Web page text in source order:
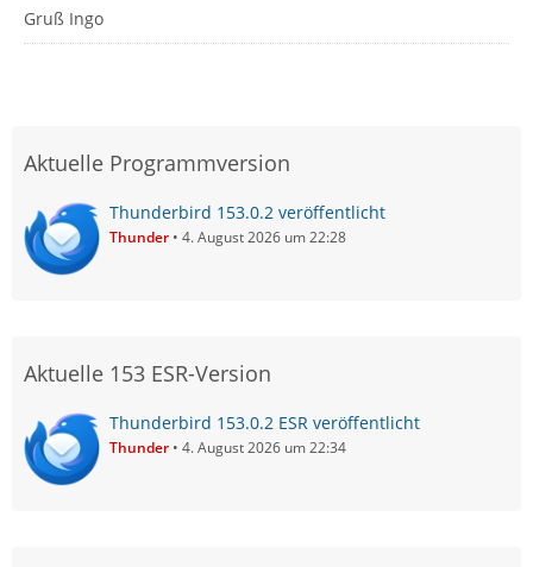
Gruß Ingo
Aktuelle Programmversion
Thunderbird 153.0.2 veröffentlicht
Thunder 4. August 2026 um 22:28
Aktuelle 153 ESR-Version
Thunderbird 153.0.2 ESR veröffentlicht
Thunder 4. August 2026 um 22:34